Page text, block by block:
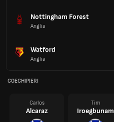
Nottingham Forest
Anglia
Watford
Anglia
COECHIPIERI
Carlos
Alcaraz
Tim
Iroegbunam